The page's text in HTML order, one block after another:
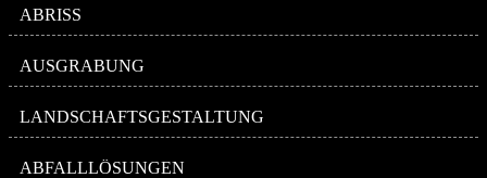
ABRISS
AUSGRABUNG
LANDSCHAFTSGESTALTUNG
ABFALLLÖSUNGEN